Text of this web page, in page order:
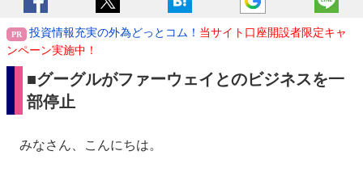
投資情報充実の外為どっとコム！ 当サイト口座開設者限定キャ
ンペーン実施中！
■グーグルがファーウェイとのビジネスを一
部停止
みなさん、こんにちは。